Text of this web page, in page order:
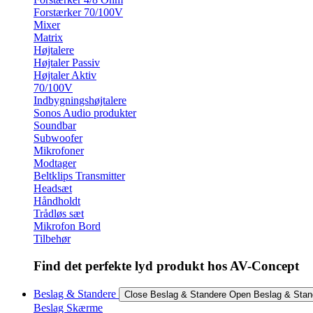
Forstærker 70/100V
Mixer
Matrix
Højtalere
Højtaler Passiv
Højtaler Aktiv
70/100V
Indbygningshøjtalere
Sonos Audio produkter
Soundbar
Subwoofer
Mikrofoner
Modtager
Beltklips Transmitter
Headsæt
Håndholdt
Trådløs sæt
Mikrofon Bord
Tilbehør
Find det perfekte lyd produkt hos AV-Concept
Beslag & Standere Close Beslag & Standere Open Beslag &
Beslag Skærme